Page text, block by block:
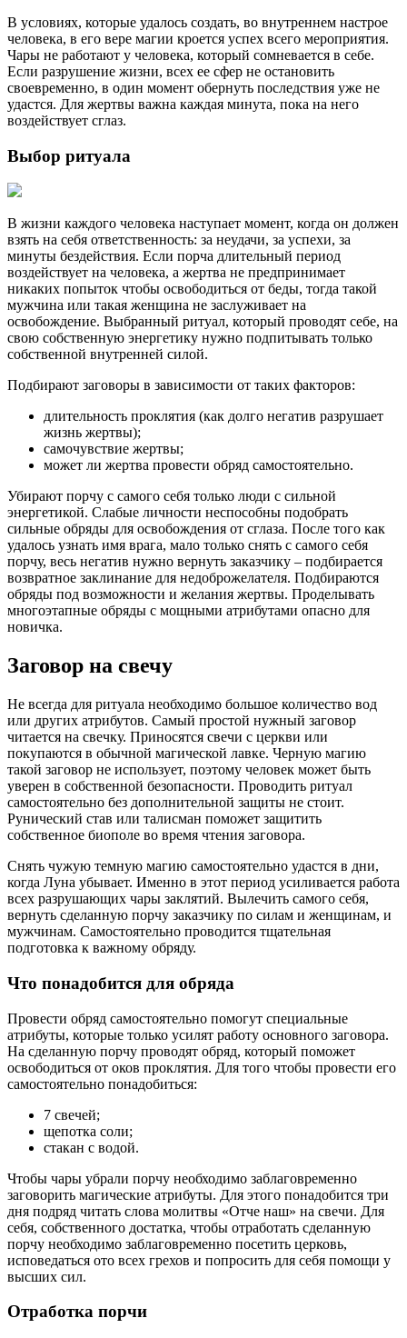
В условиях, которые удалось создать, во внутреннем настрое
человека, в его вере магии кроется успех всего мероприятия.
Чары не работают у человека, который сомневается в себе.
Если разрушение жизни, всех ее сфер не остановить
своевременно, в один момент обернуть последствия уже не
удастся. Для жертвы важна каждая минута, пока на него
воздействует сглаз.
Выбор ритуала
В жизни каждого человека наступает момент, когда он должен
взять на себя ответственность: за неудачи, за успехи, за
минуты бездействия. Если порча длительный период
воздействует на человека, а жертва не предпринимает
никаких попыток чтобы освободиться от беды, тогда такой
мужчина или такая женщина не заслуживает на
освобождение. Выбранный ритуал, который проводят себе, на
свою собственную энергетику нужно подпитывать только
собственной внутренней силой.
Подбирают заговоры в зависимости от таких факторов:
длительность проклятия (как долго негатив разрушает
жизнь жертвы);
самочувствие жертвы;
может ли жертва провести обряд самостоятельно.
Убирают порчу с самого себя только люди с сильной
энергетикой. Слабые личности неспособны подобрать
сильные обряды для освобождения от сглаза. После того как
удалось узнать имя врага, мало только снять с самого себя
порчу, весь негатив нужно вернуть заказчику – подбирается
возвратное заклинание для недоброжелателя. Подбираются
обряды под возможности и желания жертвы. Проделывать
многоэтапные обряды с мощными атрибутами опасно для
новичка.
Заговор на свечу
Не всегда для ритуала необходимо большое количество вод
или других атрибутов. Самый простой нужный заговор
читается на свечку. Приносятся свечи с церкви или
покупаются в обычной магической лавке. Черную магию
такой заговор не использует, поэтому человек может быть
уверен в собственной безопасности. Проводить ритуал
самостоятельно без дополнительной защиты не стоит.
Рунический став или талисман поможет защитить
собственное биополе во время чтения заговора.
Снять чужую темную магию самостоятельно удастся в дни,
когда Луна убывает. Именно в этот период усиливается работа
всех разрушающих чары заклятий. Вылечить самого себя,
вернуть сделанную порчу заказчику по силам и женщинам, и
мужчинам. Самостоятельно проводится тщательная
подготовка к важному обряду.
Что понадобится для обряда
Провести обряд самостоятельно помогут специальные
атрибуты, которые только усилят работу основного заговора.
На сделанную порчу проводят обряд, который поможет
освободиться от оков проклятия. Для того чтобы провести его
самостоятельно понадобиться:
7 свечей;
щепотка соли;
стакан с водой.
Чтобы чары убрали порчу необходимо заблаговременно
заговорить магические атрибуты. Для этого понадобится три
дня подряд читать слова молитвы «Отче наш» на свечи. Для
себя, собственного достатка, чтобы отработать сделанную
порчу необходимо заблаговременно посетить церковь,
исповедаться ото всех грехов и попросить для себя помощи у
высших сил.
Отработка порчи